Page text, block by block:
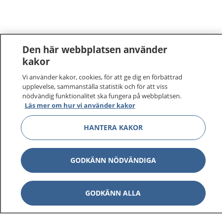
Den här webbplatsen använder
kakor
Vi använder kakor, cookies, för att ge dig en förbättrad
upplevelse, sammanställa statistik och för att viss
nödvändig funktionalitet ska fungera på webbplatsen.
Läs mer om hur vi använder kakor
HANTERA KAKOR
GODKÄNN NÖDVÄNDIGA
GODKÄNN ALLA